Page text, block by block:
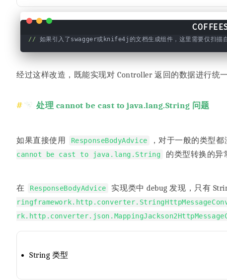
// 如果引入了swagger或knife4j的文档生成组件，这里需要仅扫
经过这样改造，既能实现对 Controller 返回的数据进行统
处理 cannot be cast to java.lang.String 问题
如果直接使用 ResponseBodyAdvice ，对于一般的类型
cannot be cast to java.lang.String
的类型转换的异
在 ResponseBodyAdvice 实现类中 debug 发现，只有
String 类型